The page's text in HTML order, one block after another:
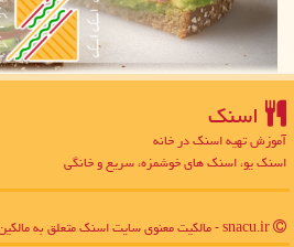
اسنك
آموزش تهیه اسنک در خانه
اسنک یو، اسنک های خوشمزه، سریع و خانگی